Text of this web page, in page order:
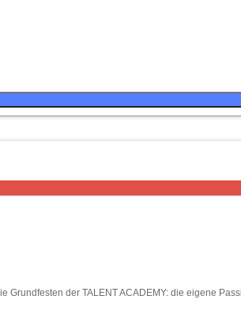
der TALENT ACADEMY: die eigene